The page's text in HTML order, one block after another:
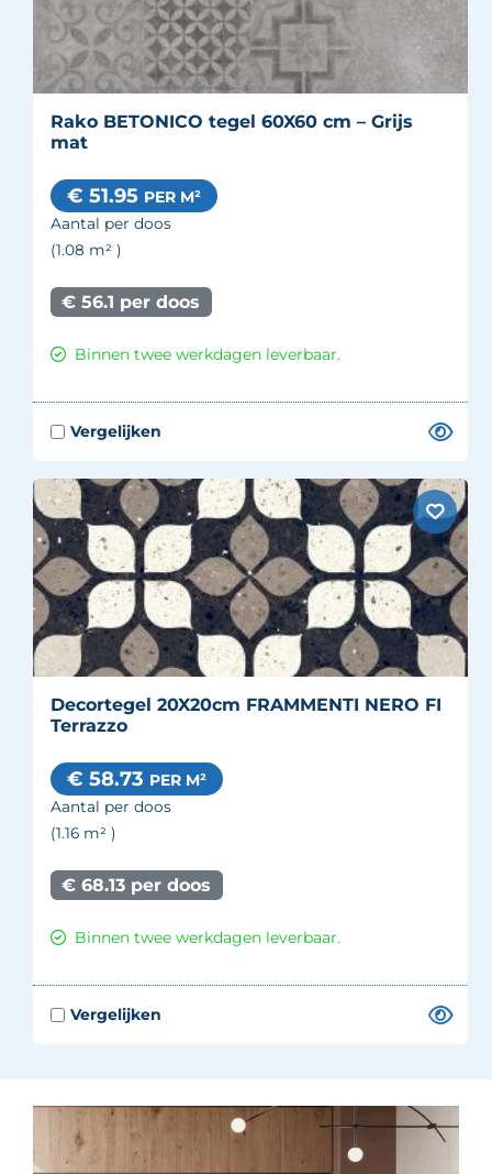
Rako BETONICO tegel 60X60 cm – Grijs
mat
€ 51.95 PER M²
Aantal per doos
(1.08 m² )
€ 56.1 per doos
Binnen twee werkdagen leverbaar.
Decortegel 20X20cm FRAMMENTI NERO FI
Terrazzo
€ 58.73 PER M²
Aantal per doos
(1.16 m² )
€ 68.13 per doos
Binnen twee werkdagen leverbaar.